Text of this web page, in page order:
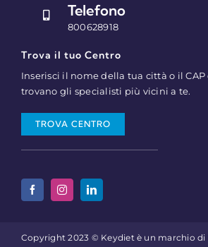
Telefono
800628918
Trova il tuo Centro
Inserisci il nome della tua città o il CAP
trovano gli specialisti più vicini a te.
TROVA CENTRO
Copyright 2023 © Keydiet è un marchio di